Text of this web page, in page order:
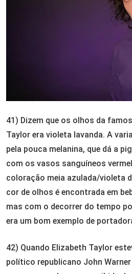
41) Dizem que os olhos da
Taylor era violeta lavanda. A
pela pouca melanina, que dá a
com os vasos sanguíneos
coloração meia azulada/violeta
cor de olhos é encontrada em
mas com o decorrer do tempo
era um bom exemplo de
42) Quando Elizabeth Taylor
político republicano John